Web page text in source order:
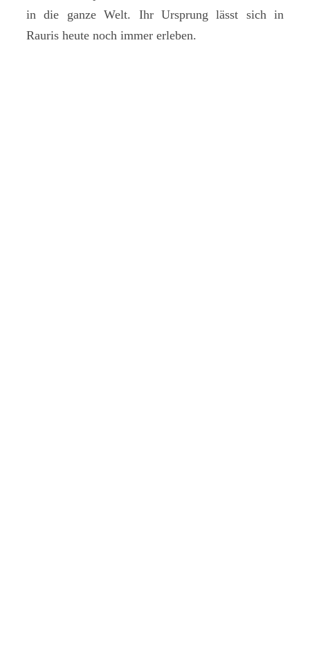
in die ganze Welt. Ihr Ursprung lässt sich in
Rauris heute noch immer erleben.